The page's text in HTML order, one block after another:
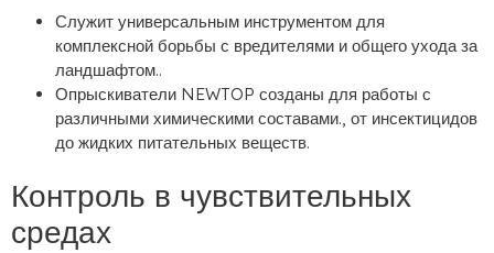
Служит универсальным инструментом для
комплексной борьбы с вредителями и общего ухода за
ландшафтом..
Опрыскиватели NEWTOP созданы для работы с
различными химическими составами., от инсектицидов
до жидких питательных веществ.
Контроль в чувствительных
средах